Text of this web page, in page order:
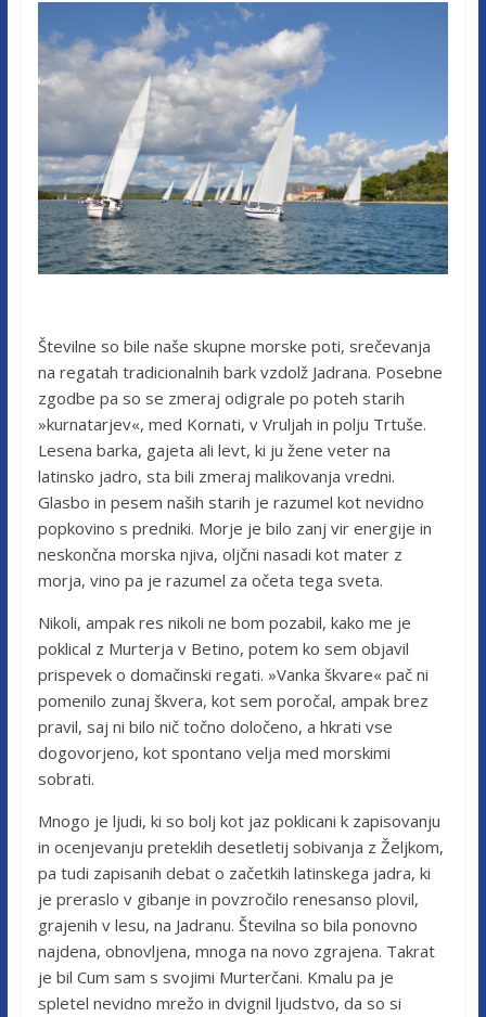
Številne so bile naše skupne morske poti, srečevanja
na regatah tradicionalnih bark vzdolž Jadrana. Posebne
zgodbe pa so se zmeraj odigrale po poteh starih
»kurnatarjev«, med Kornati, v Vruljah in polju Trtuše.
Lesena barka, gajeta ali levt, ki ju žene veter na
latinsko jadro, sta bili zmeraj malikovanja vredni.
Glasbo in pesem naših starih je razumel kot nevidno
popkovino s predniki. Morje je bilo zanj vir energije in
neskončna morska njiva, oljčni nasadi kot mater z
morja, vino pa je razumel za očeta tega sveta.
Nikoli, ampak res nikoli ne bom pozabil, kako me je
poklical z Murterja v Betino, potem ko sem objavil
prispevek o domačinski regati. »Vanka škvare« pač ni
pomenilo zunaj škvera, kot sem poročal, ampak brez
pravil, saj ni bilo nič točno določeno, a hkrati vse
dogovorjeno, kot spontano velja med morskimi
sobrati.
Mnogo je ljudi, ki so bolj kot jaz poklicani k zapisovanju
in ocenjevanju preteklih desetletij sobivanja z Željkom,
pa tudi zapisanih debat o začetkih latinskega jadra, ki
je preraslo v gibanje in povzročilo renesanso plovil,
grajenih v lesu, na Jadranu. Številna so bila ponovno
najdena, obnovljena, mnoga na novo zgrajena. Takrat
je bil Cum sam s svojimi Murterčani. Kmalu pa je
spletel nevidno mrežo in dvignil ljudstvo, da so si